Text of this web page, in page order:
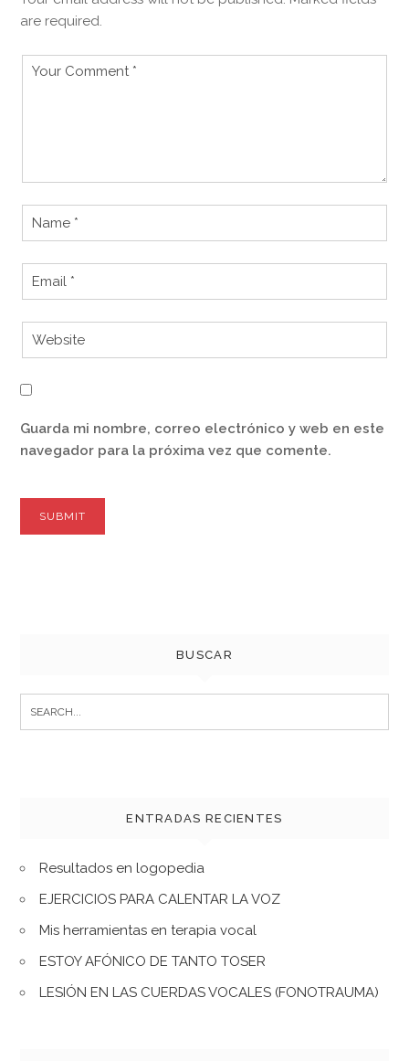
are required.
Guarda mi nombre, correo electrónico y web en este
navegador para la próxima vez que comente.
BUSCAR
for:
ENTRADAS RECIENTES
Resultados en logopedia
EJERCICIOS PARA CALENTAR LA VOZ
Mis herramientas en terapia vocal
ESTOY AFÓNICO DE TANTO TOSER
LESIÓN EN LAS CUERDAS VOCALES (FONOTRAUMA)